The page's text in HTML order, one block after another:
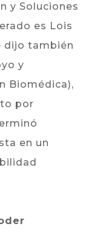
y Soluciones
es Lois
dijo también
y
Biomédica),
por
en un